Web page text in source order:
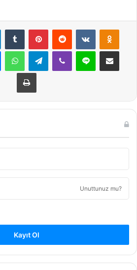
LinkedInTumblr PinterestReddit VKontakte
MessengerWhatsAppTelegramViber Line E-Posta ile
Yazdır
Unuttunuz mu?
Kayıt Ol